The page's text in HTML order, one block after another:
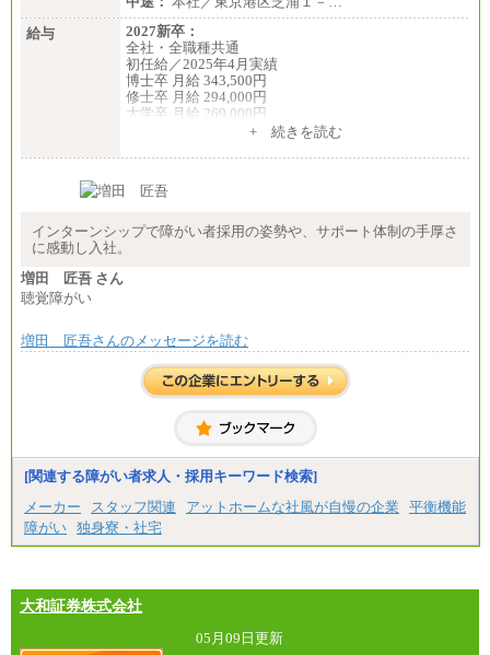
※4…25,000円、※5…23,000円）
・試用期間中も給与変更なし
◆正社員/基幹職
〈東京・神奈川〉月給219,000 円～ 〈大阪・兵庫〉
月給209,000 円～
〈愛知〉月給194,500 円～ 〈福岡〉月給185,000 円～
・一律地域手当なし
・試用期間中も給与変更なし
月給187,500円～(※1)、184,000円～(※2)、180,500円
※1…東京都、埼玉県、千葉県、神奈川県
※5…青森県、鳥取県、島根県、愛媛県、高知県、大
分県、長崎県、熊本県、宮崎県、鹿児島県、沖縄
県、福島県、山形県
時給制：最低時給額 1,050円～ ※勤務地により異な
【エアサーブ】
月給223,000円～
・試用期間中も給与変更なし
給与
2027新卒：
全社・全職種共通
初任給／2025年4月実績
博士卒 月給 343,500円
修士卒 月給 294,000円
大学卒 月給 269,000円
※試用期間の給与に変更はございません
中途：
す。
+ 続きを読む
インターンシップで障がい者採用の姿勢や、サポート体制の手厚さ
に感動し入社。
増田 匠吾 さん
聴覚障がい
増田 匠吾さんのメッセージを読む
[関連する障がい者求人・採用キーワード検索]
メーカー
スタッフ関連 アットホームな社風が自慢の企業
平衡機能
障がい 独身寮・社宅
大和証券株式会社
05月09日更新